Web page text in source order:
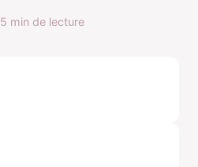
5 min de lecture